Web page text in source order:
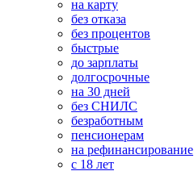
на карту
без отказа
без процентов
быстрые
до зарплаты
долгосрочные
на 30 дней
без СНИЛС
безработным
пенсионерам
на рефинансирование
с 18 лет